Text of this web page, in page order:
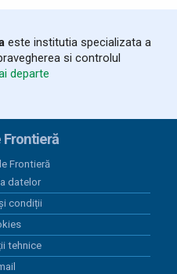
este institutia specializata a
si controlul
departe
Frontieră
Frontieră
datelor
condiții
tehnice